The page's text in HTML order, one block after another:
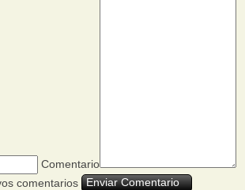
Comentario
comentarios